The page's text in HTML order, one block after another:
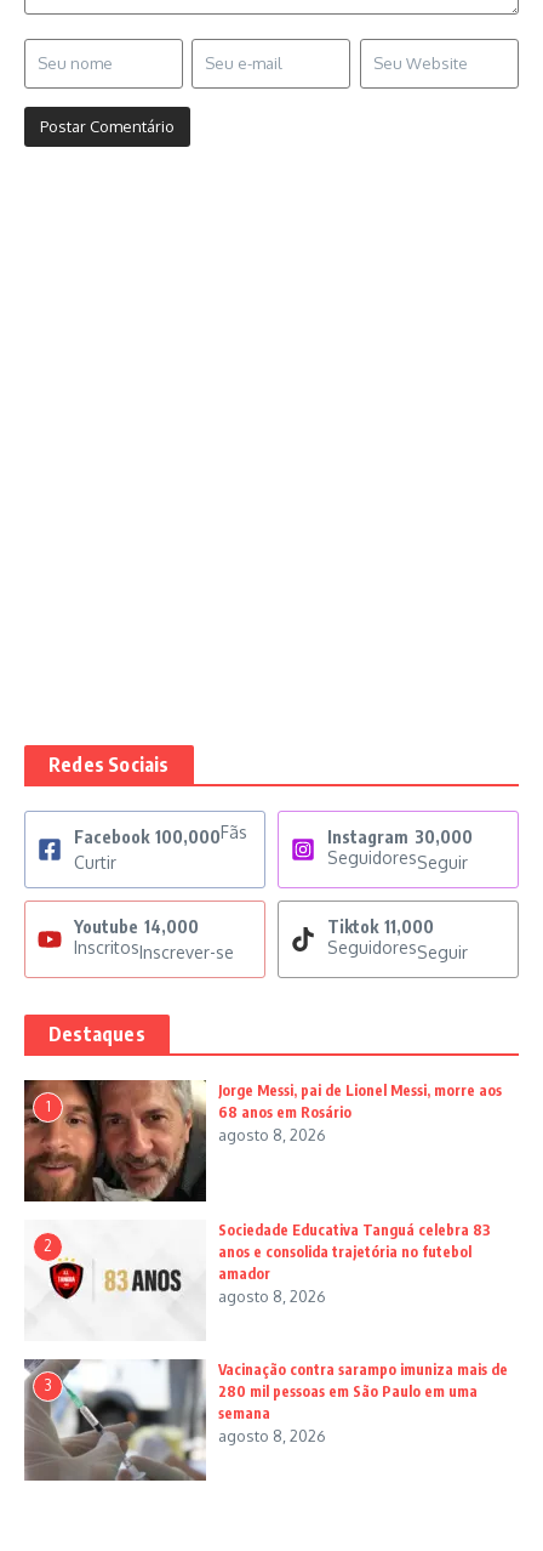
Redes Sociais
Facebook 100,000Fãs
Curtir
Instagram 30,000
SeguidoresSeguir
Youtube 14,000
InscritosInscrever-se
Tiktok 11,000
SeguidoresSeguir
Destaques
1
Jorge Messi, pai de Lionel Messi, morre aos
68 anos em Rosário
agosto 8, 2026
2
Sociedade Educativa Tanguá celebra 83
anos e consolida trajetória no futebol
amador
agosto 8, 2026
3
Vacinação contra sarampo imuniza mais de
280 mil pessoas em São Paulo em uma
semana
agosto 8, 2026